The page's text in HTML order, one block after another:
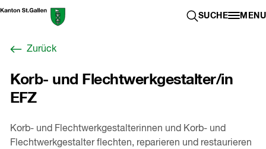
Zum
Berufswahl-
Startseite
SUCHE
SUCHE MENU
Zurück
Korb- und Flechtwerkgestalter/in
EFZ
Korb- und Flechtwerkgestalterinnen und Korb- und
Flechtwerkgestalter flechten, reparieren und restaurieren